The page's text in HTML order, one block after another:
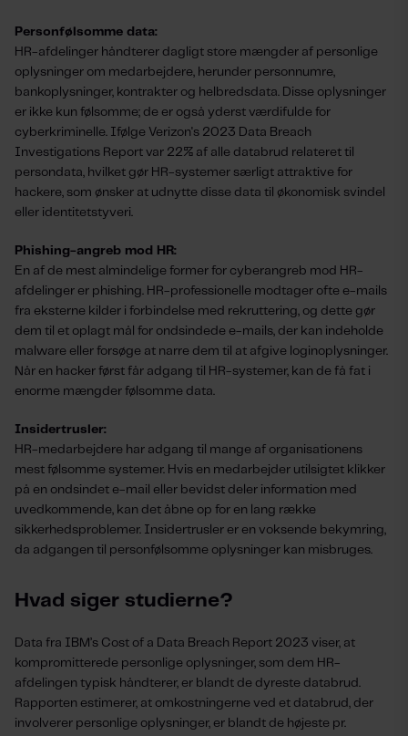
Personfølsomme data:
HR-afdelinger håndterer dagligt store mængder af personlige
oplysninger om medarbejdere, herunder personnumre,
bankoplysninger, kontrakter og helbredsdata. Disse oplysninger
er ikke kun følsomme; de er også yderst værdifulde for
cyberkriminelle. Ifølge Verizon's 2023 Data Breach
Investigations Report var 22% af alle databrud relateret til
persondata, hvilket gør HR-systemer særligt attraktive for
hackere, som ønsker at udnytte disse data til økonomisk svindel
eller identitetstyveri.
Phishing-angreb mod HR:
En af de mest almindelige former for cyberangreb mod HR-
afdelinger er phishing. HR-professionelle modtager ofte e-mails
fra eksterne kilder i forbindelse med rekruttering, og dette gør
dem til et oplagt mål for ondsindede e-mails, der kan indeholde
malware eller forsøge at narre dem til at afgive loginoplysninger.
Når en hacker først får adgang til HR-systemer, kan de få fat i
enorme mængder følsomme data.
Insidertrusler:
HR-medarbejdere har adgang til mange af organisationens
mest følsomme systemer. Hvis en medarbejder utilsigtet klikker
på en ondsindet e-mail eller bevidst deler information med
uvedkommende, kan det åbne op for en lang række
sikkerhedsproblemer. Insidertrusler er en voksende bekymring,
da adgangen til personfølsomme oplysninger kan misbruges.
Hvad siger studierne?
Data fra IBM’s Cost of a Data Breach Report 2023 viser, at
kompromitterede personlige oplysninger, som dem HR-
afdelingen typisk håndterer, er blandt de dyreste databrud.
Rapporten estimerer, at omkostningerne ved et databrud, der
involverer personlige oplysninger, er blandt de højeste pr.